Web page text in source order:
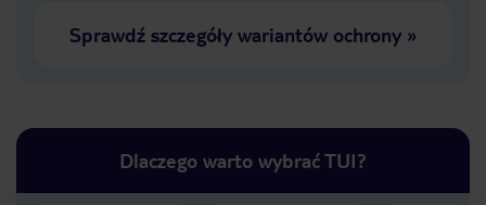
Sprawdź szczegóły wariantów ochrony»
Dlaczego warto wybrać TUI?